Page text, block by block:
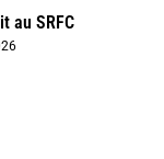
au SRFC